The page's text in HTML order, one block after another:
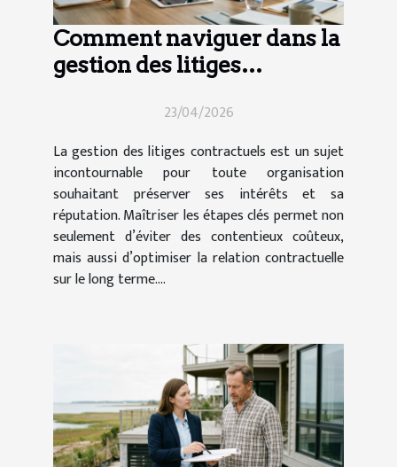
Comment naviguer dans la
gestion des litiges
23/04/2026
La gestion des litiges contractuels est un sujet
incontournable pour toute organisation
souhaitant préserver ses intérêts et sa
réputation. Maîtriser les étapes clés permet non
seulement d’éviter des contentieux coûteux,
mais aussi d’optimiser la relation contractuelle
sur le long terme....